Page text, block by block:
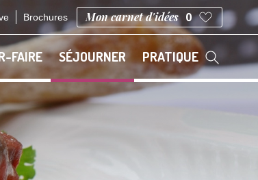
Brochures Mon carnet d'idées 0
FAIRE SÉJOURNER PRATIQUE